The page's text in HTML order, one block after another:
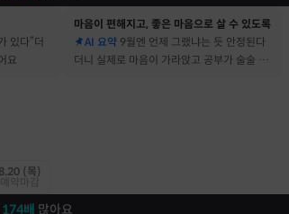
있다”더
요
마음이 편해지고, 좋은 마음으로 살 수 있도록
AI 요약 9월엔 언제 그랬냐는 듯 안정된다
더니 실제로 마음이 가라앉고 공부가 술술 됐
8.20 (목)
174배 많아요